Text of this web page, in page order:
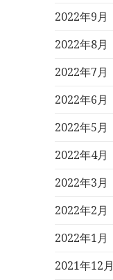
2022年9月
2022年8月
2022年7月
2022年6月
2022年5月
2022年4月
2022年3月
2022年2月
2022年1月
2021年12月